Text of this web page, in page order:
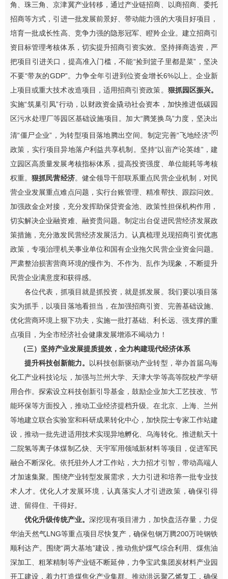
角、珠三角、京津冀产业转移，通过产业链招商、以商招商、委托
招商等方式，引进一批发展前景好、带动能力强的大项目好项目，
培育一批成长性高、竞争力强的隐形冠军、瞪羚企业。 建立招商引
资目标管理考核体系，切实提升招商引资实效。 坚持择商选资，严
把项目引进关口，提高准入门槛，不能“捡到篮子里都是菜” ，坚决
不要“带灰的GDP”。 力争全年引进到位资金增长6%以上。企业新
上项目或重大技术改造项目，适用招商引资政策。 狠抓园区振兴。
实施“筑巢引凤”行动，以财政资金撬动社会资本，加快推进低碳园
区污水处理厂等园区基础设施项目。 加大“腾笼换鸟”力度 ，坚决出
清“僵尸企业” ，为转型项目落地腾出空间。 制定完善“飞地经济”[6]
政策 ，实行项目异地落户利益共享机制。坚持“以亩产论英雄”，建
立园区高质量发展考核指标体系，提高投资强度、单位能耗等考核
权重。狠抓民营经济。健全领导干部联系重点民营企业机制，对民
营企业发展重点难点问题，实行台账管理、精准帮扶、跟踪问效。
加强政金企对接，充分发挥助保贷资金池、政策性担保机构作用，
切实解决企业融资难、融资贵问题。制定出台促进民营经济发展政
策措施，充分激发民营经济发展活力。认真梳理兑现招商引资优惠
政策，专项治理机关事业单位和国有企业拖欠民营企业资金问题。
严肃整治损害营商环境的慢作为、不作为、乱作为现象， 不断提升
民营企业满意度和获得感。
各位代表，抓项目就是抓投资，就是抓发展。我们要以项目落
实为抓手，以项目落地看担当， 在加强招商引资、完善基础设施、
优化营商环境上狠下功夫，实施一批打基础、利长远、强支撑的重
点项目，为全市经济社会健康发展增添不竭动力！
（三）坚持产业发展提质提效，全力构建现代经济体系
提升科技创新能力。
以科技创新驱动产业转型，举办首届乌海
化工产业科技论坛，加强与兰州大学 、天津大学等高等院校产学研
用合作。探索设立科技创新引导基金，鼓励企业加大工艺技改、节
能环保等方面投入，推动工业经济提档升级。在北京、上海、兰州
等地建立联合实验室和科研成果转化中心，加快院士专家工作站建
设，推动一批先进适用技术实现异地孵化、乌海转化。推进航天十
二院氢等离子体煤制乙炔、天宇军用领域新材料等项目 ， 促进军民
融合不断深化。依托驻外人才工作站，大力招才引智，带动高端人
才加速集聚。 围绕产业转型发展需求，大力引进和培养一批专业技
术人才。优化人才发展环境，认真落实人才引进政策，确保引得
进、留得住、干得好。
优化升级传统产业。 深挖现有项目潜力，加快盘活存量，力促
华油天然气LNG等重点项目尽快复产，确保包钢万腾200万吨钢铁
顺利达产。 围绕“两大基地”建设，推动焦炉煤气综合利用、煤焦油
深加工、粗苯精制等产业链不断延伸， 力争宝武集团炭材料产业园
开工建设，着力打造煤焦化产业集群。推动洪远聚乙烯复工，确保